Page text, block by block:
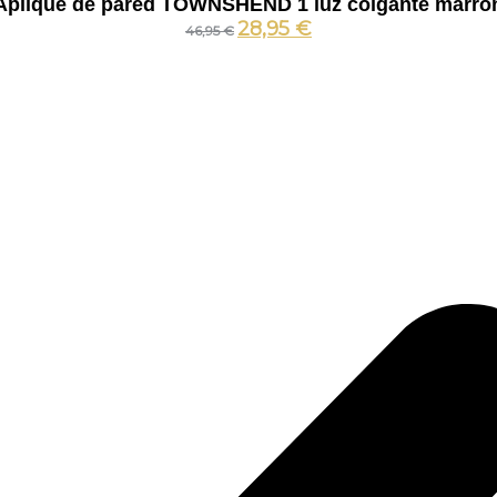
46,95€ 28,95 €